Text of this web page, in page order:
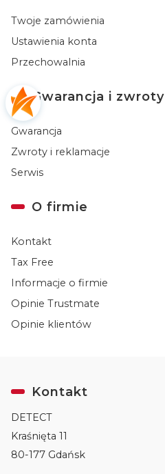
Twoje zamówienia
Ustawienia konta
Przechowalnia
Gwarancja i zwroty
Gwarancja
Zwroty i reklamacje
Serwis
O firmie
Kontakt
Tax Free
Informacje o firmie
Opinie Trustmate
Opinie klientów
Kontakt
DETECT
Kraśnięta 11
80-177 Gdańsk